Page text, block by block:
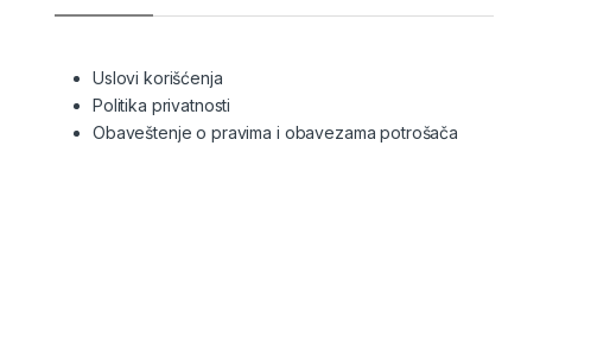
Uslovi korišćenja
Politika privatnosti
Obaveštenje o pravima i obavezama potrošača